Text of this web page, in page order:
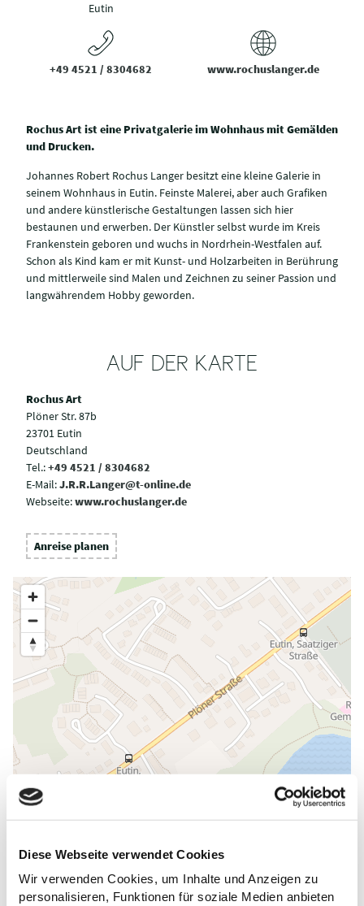
Diese Webseite verwendet Cookies
Wir verwenden Cookies, um Inhalte und Anzeigen zu
personalisieren, Funktionen für soziale Medien anbieten
Eutin
+49 4521 / 8304682 www.rochuslanger.de
Rochus Art ist eine Privatgalerie im Wohnhaus mit Gemälden
und Drucken.
Johannes Robert Rochus Langer besitzt eine kleine Galerie in
seinem Wohnhaus in Eutin. Feinste Malerei, aber auch Grafiken
und andere künstlerische Gestaltungen lassen sich hier
bestaunen und erwerben. Der Künstler selbst wurde im Kreis
Frankenstein geboren und wuchs in Nordrhein-Westfalen auf.
Schon als Kind kam er mit Kunst- und Holzarbeiten in Berührung
und mittlerweile sind Malen und Zeichnen zu seiner Passion und
langwährendem Hobby geworden.
AUF DER KARTE
Rochus Art
Plöner Str. 87b
23701 Eutin
Deutschland
Tel.:+49 4521 / 8304682
E-Mail:J.R.R.Langer@t-online.de
Webseite:www.rochuslanger.de
Anreise planen